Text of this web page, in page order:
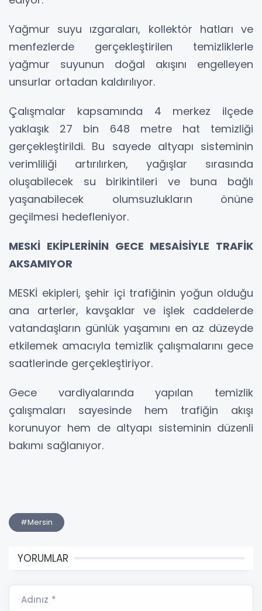
Yağmur suyu ızgaraları, kollektör hatları ve
menfezlerde gerçekleştirilen temizliklerle
yağmur suyunun doğal akışını engelleyen
unsurlar ortadan kaldırılıyor.
Çalışmalar kapsamında 4 merkez ilçede
yaklaşık 27 bin 648 metre hat temizliği
gerçekleştirildi. Bu sayede altyapı sisteminin
verimliliği artırılırken, yağışlar sırasında
oluşabilecek su birikintileri ve buna bağlı
yaşanabilecek olumsuzlukların önüne
geçilmesi hedefleniyor.
MESKİ EKİPLERİNİN GECE MESAİSİYLE TRAFİK
AKSAMIYOR
MESKİ ekipleri, şehir içi trafiğinin yoğun olduğu
ana arterler, kavşaklar ve işlek caddelerde
vatandaşların günlük yaşamını en az düzeyde
etkilemek amacıyla temizlik çalışmalarını gece
saatlerinde gerçekleştiriyor.
Gece vardiyalarında yapılan temizlik
çalışmaları sayesinde hem trafiğin akışı
korunuyor hem de altyapı sisteminin düzenli
bakımı sağlanıyor.
#Mersin
YORUMLAR
Adınız *